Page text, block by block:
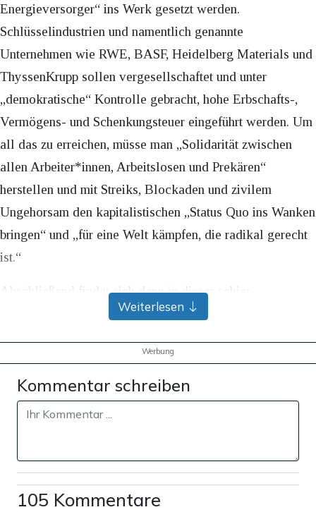
Energieversorger“ ins Werk gesetzt werden.
Schlüsselindustrien und namentlich genannte
Unternehmen wie RWE, BASF, Heidelberg Materials und
ThyssenKrupp sollen vergesellschaftet und unter
„demokratische“ Kontrolle gebracht, hohe Erbschafts-,
Vermögens- und Schenkungsteuer eingeführt werden. Um
all das zu erreichen, müsse man „Solidarität zwischen
allen Arbeiter*innen, Arbeitslosen und Prekären“
herstellen und mit Streiks, Blockaden und zivilem
Ungehorsam den kapitalistischen „Status Quo ins Wanken
bringen“ und „für eine Welt kämpfen, die radikal gerecht
ist.“
Abschließend findet sich dann in dieser schier
unendlichen Abfolge neo-marxistischer Ideen wenigstens
kann: „Besonders junge Menschen spüren die Krisen und
sind offen für radikale Veränderungen.“ Das ist sicher
richtig. Gut auch, dass hier von Veränderungen und nicht
Experimente gezeigt, hält dieses Sammelsurium allzu
gestriger Ideen ganz sicher nicht bereit.
Weiterlesen
Werbung
Kommentar schreiben
105 Kommentare